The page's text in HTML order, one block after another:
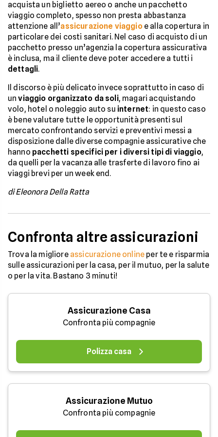
acquista un biglietto aereo o anche un pacchetto
viaggio completo, spesso non presta abbastanza
attenzione all’assicurazione viaggioe alla copertura in
particolare dei costi sanitari. Nel caso di acquisto di un
pacchetto presso un’agenzia la copertura assicurativa
è inclusa, ma il cliente deve poter accedere a tutti i
dettagli.
Il discorso è più delicato invece soprattutto in caso di
unviaggio organizzato da soli, magari acquistando
volo, hotel o noleggio auto su internet: in questo caso
è bene valutare tutte le opportunità presenti sul
mercato confrontando servizi e preventivi messi a
disposizione dalle diverse compagnie assicurative che
hanno pacchetti specifici per i diversi tipi di viaggio,
da quelli per la vacanza alle trasferte di lavoro fino ai
viaggi brevi per un week end.
di Eleonora Della Ratta
Confronta altre assicurazioni
Trova la migliore assicurazione online per te e risparmia
sulle assicurazioni per la casa, per il mutuo, per la salute
o per la vita. Bastano 3 minuti!
Assicurazione Casa
Confronta più compagnie
Polizza casa
Assicurazione Mutuo
Confronta più compagnie